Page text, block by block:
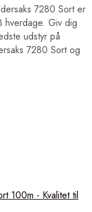
7280 Sort er
hverdage. Giv dig
udstyr på
7280 Sort og